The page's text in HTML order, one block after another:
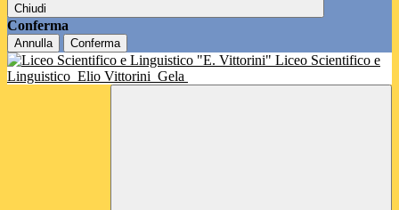
Chiudi
Conferma
Annulla Conferma
Liceo Scientifico e
Linguistico Elio Vittorini Gela